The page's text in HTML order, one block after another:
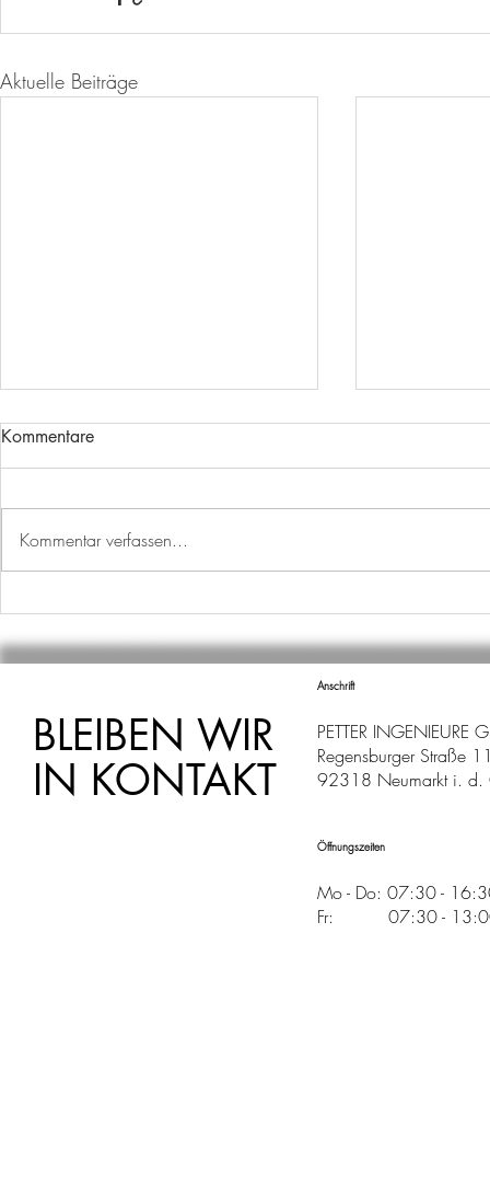
Aktuelle Beiträge
P-SEMINAR AM WILLBALD-
KENNT IHR
Kommentare
Kommentar verfassen...
BLEIBEN WIR
IN KONTAKT
Anschrift
PETTER INGENIEURE
Regensburger Straße
92318 Neumarkt i. d.
Öffnungszeiten
Mo - Do: 07:30 -
Fr: 07:30 -